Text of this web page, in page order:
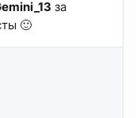
за
🙂